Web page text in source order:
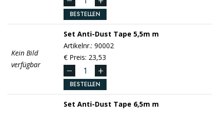
BESTELLEN
Kein Bild
verfügbar
Set Anti-Dust Tape 5,5m m
Artikelnr.: 90002
€ Preis: 23,53
BESTELLEN
Set Anti-Dust Tape 6,5m m